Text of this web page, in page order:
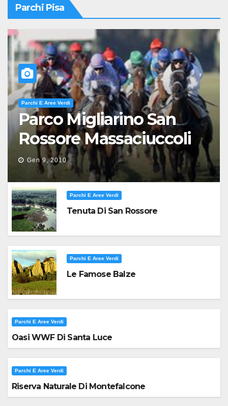
Parchi Pisa
Parchi E Aree Verdi
Parco Migliarino San
Rossore Massaciuccoli
Gen 9, 2010
Parchi E Aree Verdi
Tenuta Di San Rossore
Parchi E Aree Verdi
Le Famose Balze
Parchi E Aree Verdi
Oasi WWF Di Santa Luce
Parchi E Aree Verdi
Riserva Naturale Di Montefalcone